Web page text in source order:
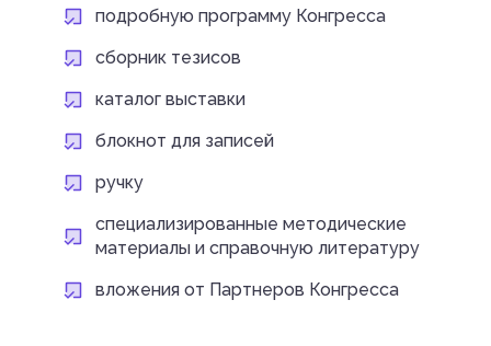
подробную программу Конгресса
сборник тезисов
каталог выставки
блокнот для записей
ручку
специализированные методические
материалы и справочную литературу
вложения от Партнеров Конгресса